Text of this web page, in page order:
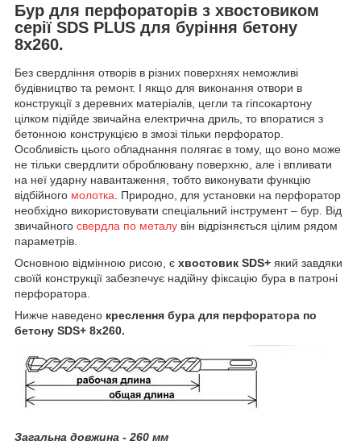
Бур для перфораторів з хвостовиком
серії SDS PLUS для буріння бетону
8х260.
Без свердління отворів в різних поверхнях неможливі
будівництво та ремонт. І якщо для виконання отвори в
конструкції з деревних матеріалів, цегли та гіпсокартону
цілком підійде звичайна електрична дриль, то впоратися з
бетонною конструкцією в змозі тільки перфоратор.
Особливість цього обладнання полягає в тому, що воно може
не тільки свердлити оброблювану поверхню, але і впливати
на неї ударну навантаження, тобто виконувати функцію
відбійного молотка. Природно, для установки на перфоратор
необхідно використовувати спеціальний інструмент – бур. Від
звичайного свердла по металу він відрізняється цілим рядом
параметрів.
Основною відмінною рисою, є хвостовик SDS+ який завдяки
своїй конструкції забезпечує надійну фіксацію бура в патроні
перфоратора.
Нижче наведено креслення бура для перфоратора по
бетону SDS+ 8х260.
Загальна довжина - 260 мм